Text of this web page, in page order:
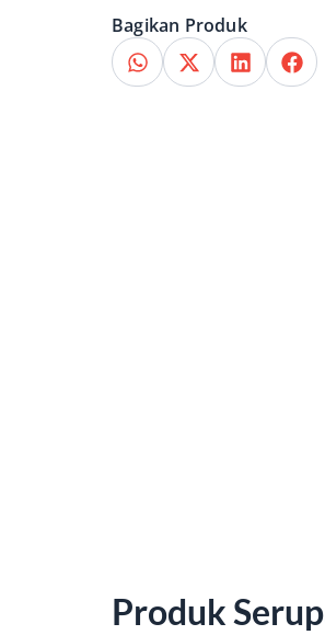
Bagikan Produk
Produk